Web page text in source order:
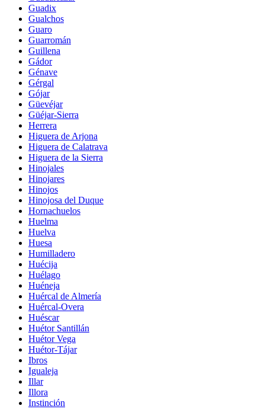
Guadix
Gualchos
Guaro
Guarromán
Guillena
Gádor
Génave
Gérgal
Gójar
Güevéjar
Güéjar-Sierra
Herrera
Higuera de Arjona
Higuera de Calatrava
Higuera de la Sierra
Hinojales
Hinojares
Hinojos
Hinojosa del Duque
Hornachuelos
Huelma
Huelva
Huesa
Humilladero
Huécija
Huélago
Huéneja
Huércal de Almería
Huércal-Overa
Huéscar
Huétor Santillán
Huétor Vega
Huétor-Tájar
Ibros
Igualeja
Illar
Illora
Instinción